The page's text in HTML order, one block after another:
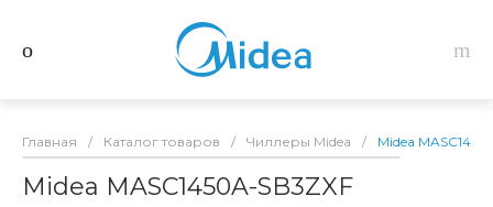
Главная / Каталог товаров / Чиллеры Midea / Midea
Midea MASC1450A-SB3ZXF